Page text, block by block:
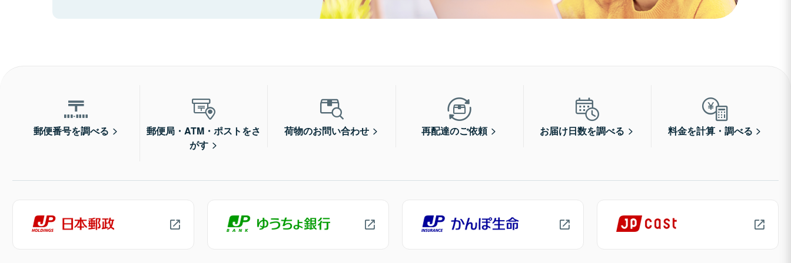
郵便番号を調べる
郵便局・ATM・ポストをさ
がす
荷物のお問い合わせ 再配達のご依頼 お届け日数を調べる 料金を計算・調べる